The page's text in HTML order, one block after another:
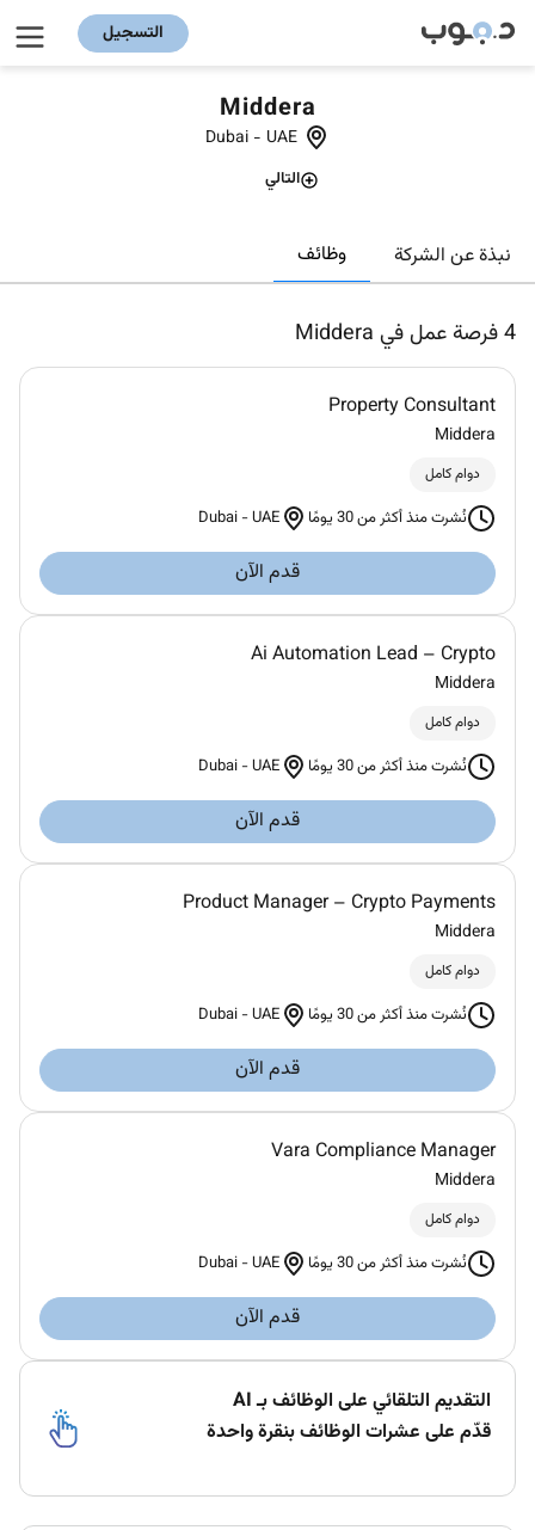
التسجيل
Middera
Dubai - UAE
التالي
نبذة عن الشركة وظائف
4فرصة عمل في Middera
Property Consultant
Middera
دوام كامل
نُشرت منذ أكثر من 30 يومًا Dubai -UAE
قدم الآن
Ai Automation Lead – Crypto
Middera
دوام كامل
نُشرت منذ أكثر من 30 يومًا Dubai -UAE
قدم الآن
Product Manager – Crypto Payments
Middera
دوام كامل
نُشرت منذ أكثر من 30 يومًا Dubai -UAE
قدم الآن
Vara Compliance Manager
Middera
دوام كامل
نُشرت منذ أكثر من 30 يومًا Dubai -UAE
قدم الآن
التقديم التلقائي على الوظائف بـ AI
قدّم على عشرات الوظائف بنقرة واحدة